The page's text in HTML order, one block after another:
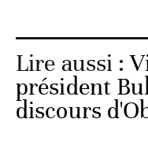
Lire aussi :
président
discours